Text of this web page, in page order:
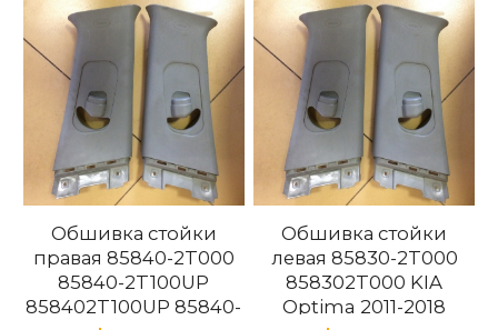
Обшивка стойки
правая 85840-2T000
85840-2T100UP
858402T100UP 85840-
Обшивка стойки
левая 85830-2T000
858302T000 KIA
Optima 2011-2018